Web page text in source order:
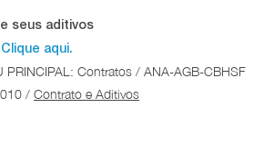
seus aditivos
Clique aqui.
PRINCIPAL: Contratos / ANA-AGB-CBHSF
/ Contrato e Aditivos